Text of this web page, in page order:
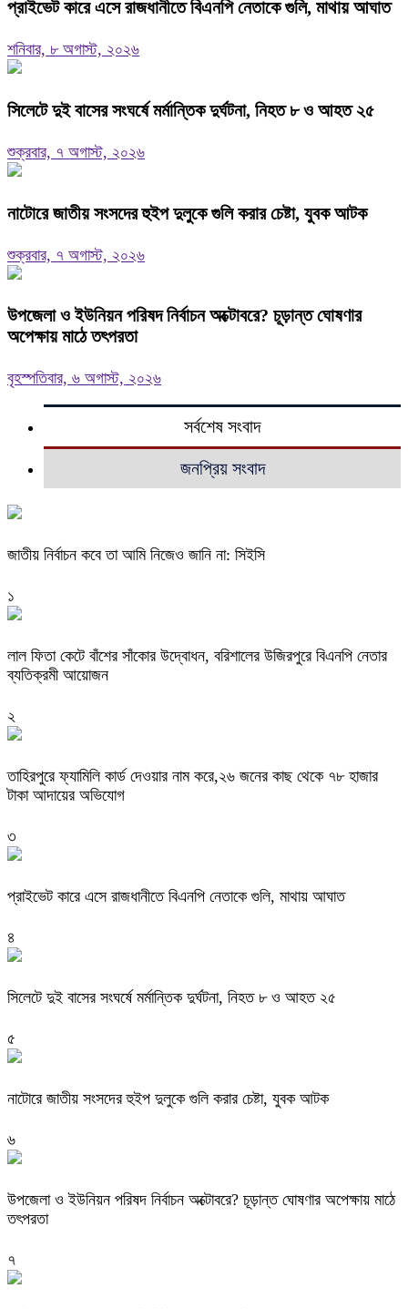
প্রাইভেট কারে এসে রাজধানীতে বিএনপি নেতাকে গুলি, মাথায় আঘাত
শনিবার, ৮ অগাস্ট, ২০২৬
সিলেটে দুই বাসের সংঘর্ষে মর্মান্তিক দুর্ঘটনা, নিহত ৮ ও আহত ২৫
শুক্রবার, ৭ অগাস্ট, ২০২৬
নাটোরে জাতীয় সংসদের হুইপ দুলুকে গুলি করার চেষ্টা, যুবক আটক
শুক্রবার, ৭ অগাস্ট, ২০২৬
উপজেলা ও ইউনিয়ন পরিষদ নির্বাচন অক্টোবরে? চূড়ান্ত ঘোষণার
অপেক্ষায় মাঠে তৎপরতা
বৃহস্পতিবার, ৬ অগাস্ট, ২০২৬
সর্বশেষ সংবাদ
জনপ্রিয় সংবাদ
জাতীয় নির্বাচন কবে তা আমি নিজেও জানি না: সিইসি
১
‎লাল ফিতা কেটে বাঁশের সাঁকোর উদ্বোধন, বরিশালের উজিরপুরে বিএনপি নেতার
ব্যতিক্রমী আয়োজন
২
তাহিরপুরে ফ্যামিলি কার্ড দেওয়ার নাম করে,২৬ জনের কাছ থেকে ৭৮ হাজার
টাকা আদায়ের অভিযোগ
৩
প্রাইভেট কারে এসে রাজধানীতে বিএনপি নেতাকে গুলি, মাথায় আঘাত
৪
সিলেটে দুই বাসের সংঘর্ষে মর্মান্তিক দুর্ঘটনা, নিহত ৮ ও আহত ২৫
৫
নাটোরে জাতীয় সংসদের হুইপ দুলুকে গুলি করার চেষ্টা, যুবক আটক
৬
উপজেলা ও ইউনিয়ন পরিষদ নির্বাচন অক্টোবরে? চূড়ান্ত ঘোষণার অপেক্ষায় মাঠে
তৎপরতা
৭